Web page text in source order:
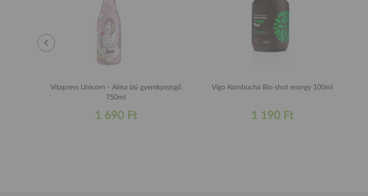
Vitapress Unicorn - Alma ízű gyerekpezsgő
750ml
1 690 Ft
Vigo Kombucha Bio shot energy 100ml
1 190 Ft